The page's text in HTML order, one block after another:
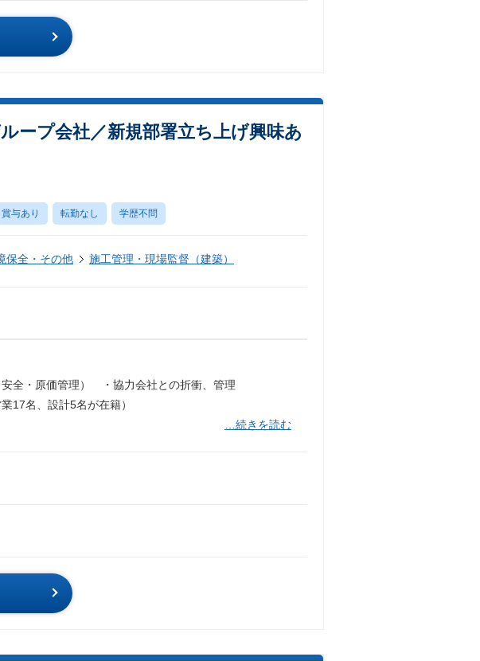
ープ会社／新規部署立ち上げ興味あ
賞与あり 転勤なし 学歴不問
保全・その他 施工管理・現場監督（建築）
安全・原価管理） ・協力会社との折衝、管理
17名、設計5名が在籍）
…続きを読む